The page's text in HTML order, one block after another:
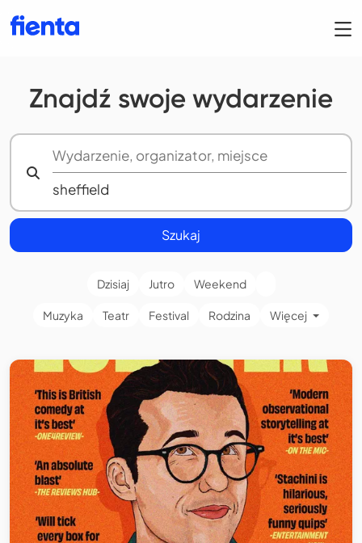
Znajdź swoje wydarzenie
Szukaj
Dzisiaj Jutro Weekend
Muzyka Teatr Festival Rodzina Więcej